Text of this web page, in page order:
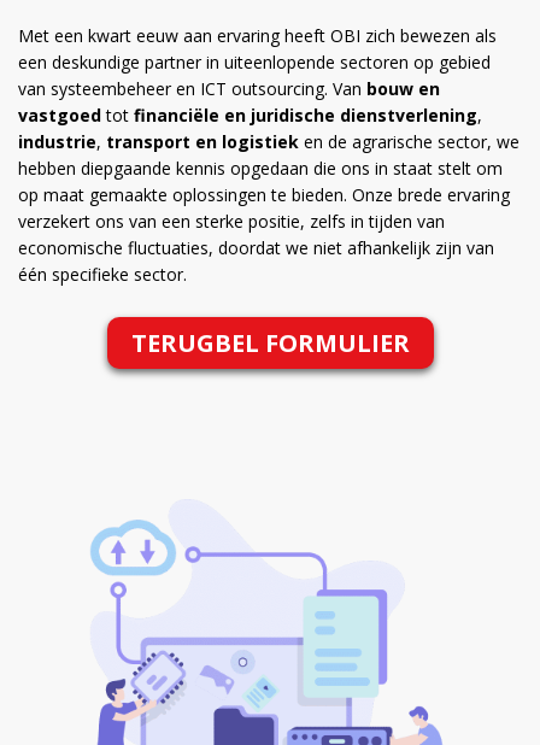
Met een kwart eeuw aan ervaring heeft OBI zich bewezen als
een deskundige partner in uiteenlopende sectoren op gebied
van systeembeheer en ICT outsourcing. Van bouw en
vastgoedtot financiële en juridische dienstverlening,
industrie, transport en logistiek en de agrarische sector, we
hebben diepgaande kennis opgedaan die ons in staat stelt om
op maat gemaakte oplossingen te bieden. Onze brede ervaring
verzekert ons van een sterke positie, zelfs in tijden van
economische fluctuaties, doordat we niet afhankelijk zijn van
één specifieke sector.
TERUGBEL FORMULIER